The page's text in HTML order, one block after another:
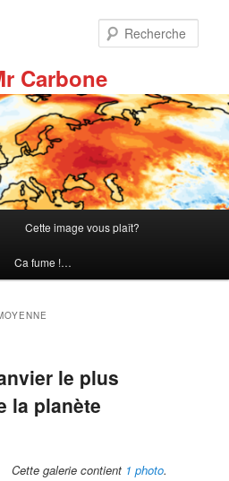
Carbone
Cette image vous plaît?
Ca fume !…
le plus
la planète
Cette galerie contient 1 photo.